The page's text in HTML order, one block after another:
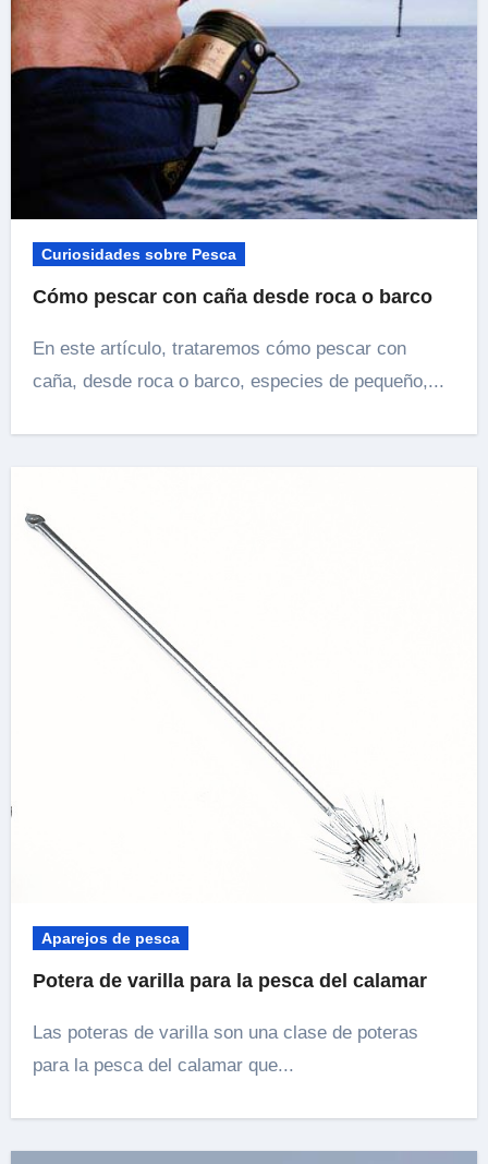
Curiosidades sobre Pesca
Cómo pescar con caña desde roca o barco
En este artículo, trataremos cómo pescar con
caña, desde roca o barco, especies de pequeño,...
Aparejos de pesca
Potera de varilla para la pesca del calamar
Las poteras de varilla son una clase de poteras
para la pesca del calamar que...